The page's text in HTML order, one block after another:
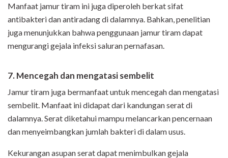
Manfaat jamur tiram ini juga diperoleh berkat sifat
antibakteri dan antiradang di dalamnya. Bahkan, penelitian
juga menunjukkan bahwa penggunaan jamur tiram dapat
mengurangi gejala infeksi saluran pernafasan.
7. Mencegah dan mengatasi sembelit
Jamur tiram juga bermanfaat untuk mencegah dan mengatasi
sembelit. Manfaat ini didapat dari kandungan serat di
dalamnya. Serat diketahui mampu melancarkan pencernaan
dan menyeimbangkan jumlah bakteri di dalam usus.
Kekurangan asupan serat dapat menimbulkan gejala